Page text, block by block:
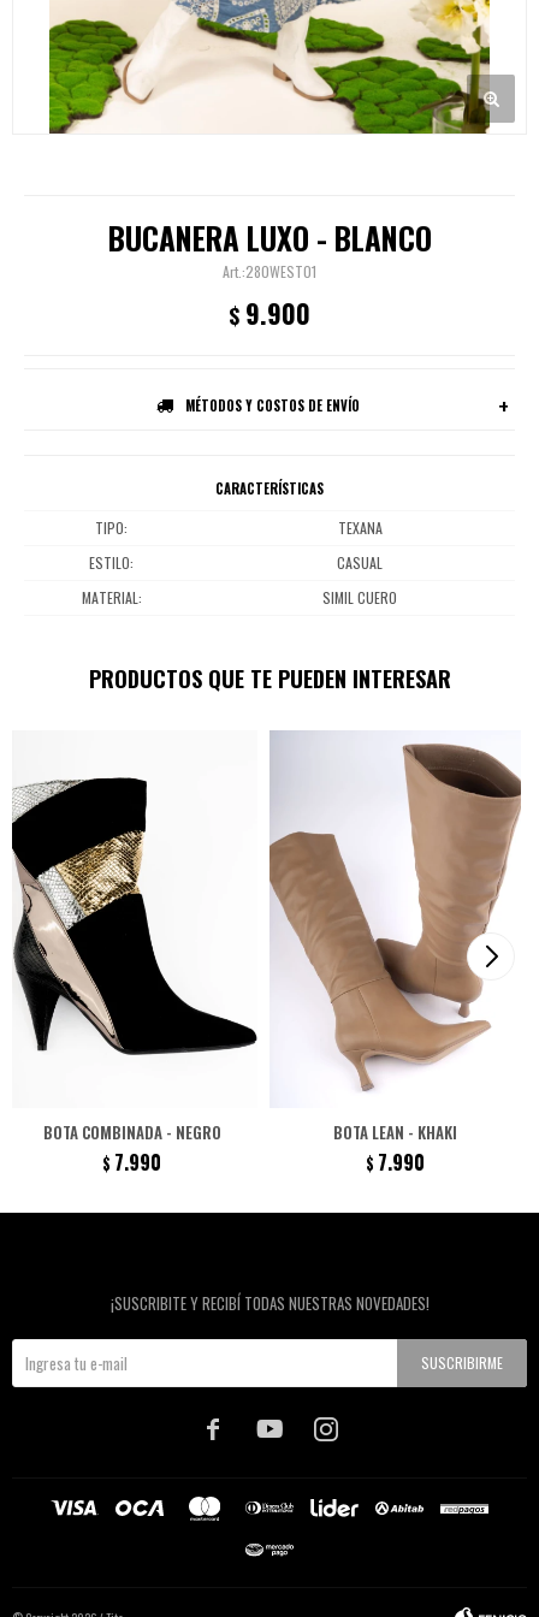
BUCANERA LUXO - BLANCO
280WEST01
$ 9.900
MÉTODOS Y COSTOS DE ENVÍO
CARACTERÍSTICAS
TIPO
TEXANA
ESTILO
CASUAL
MATERIAL
SIMIL CUERO
PRODUCTOS QUE TE PUEDEN INTERESAR
BOTA COMBINADA - NEGRO
$ 7.990
BOTA LEAN - KHAKI
$ 7.990
¡SUSCRIBITE Y RECIBÍ TODAS NUESTRAS NOVEDADES!
SUSCRIBIRME
  